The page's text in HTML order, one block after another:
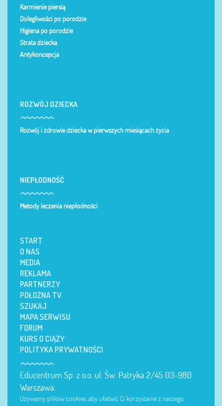
Karmienie piersią
Dolegliwości po porodzie
Higiena po porodzie
Strata dziecka
Antykoncepcja
ROZWÓJ DZIECKA
Rozwój i zdrowie dziecka w pierwszych miesiącach życia
NIEPŁODNOŚĆ
Metody leczenia niepłodności
START
O NAS
MEDIA
REKLAMA
PARTNERZY
POŁOŻNA TV
SZUKAJ
MAPA SERWISU
FORUM
KURS O CIĄŻY
POLITYKA PRYWATNOŚCI
Educentrum Sp. z o.o. ul. Św. Patryka 2/45 03-980
Warszawa.
Używamy plików cookies, aby ułatwić Ci korzystanie z naszego